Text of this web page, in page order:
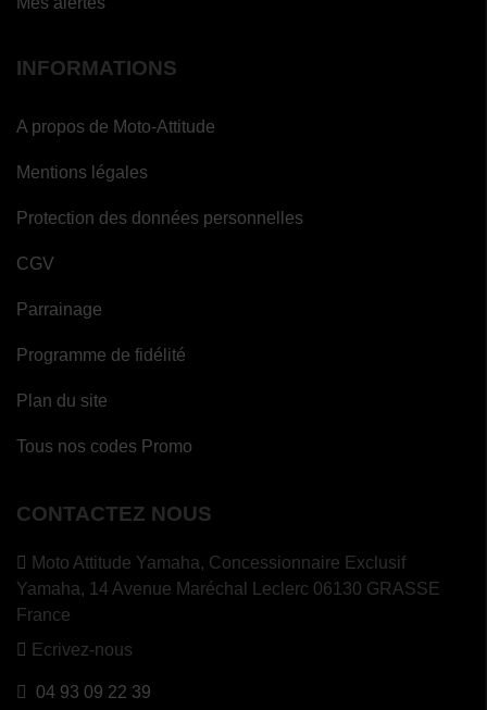
INFORMATIONS
A propos de Moto-Attitude
Mentions légales
Protection des données personnelles
CGV
Parrainage
Programme de fidélité
Plan du site
Tous nos codes Promo
CONTACTEZ NOUS
Moto Attitude Yamaha, Concessionnaire Exclusif
Yamaha, 14 Avenue Maréchal Leclerc 06130 GRASSE
France
Ecrivez-nous
04 93 09 22 39